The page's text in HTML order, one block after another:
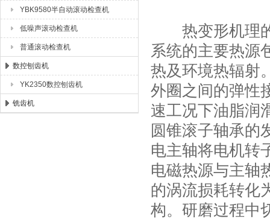
YBK9580半自动滚动检查机
低噪声滚动检查机
普通滚动检查机
数控刨齿机
YK2350数控刨齿机
铣齿机
热变形机理的
系统的主要热源
热及环境热辐射
外圈之间的弹性
速工况下油脂润
圆锥滚子轴承的
电主轴将电机转
电磁热源与主轴
的涡流损耗转化
构。研磨过程中